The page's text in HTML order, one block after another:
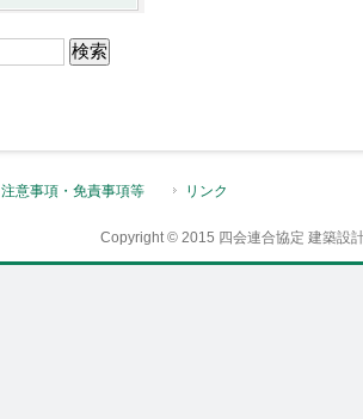
注意事項・免責事項等 リンク
Copyright © 2015 四会連合協定 建築設